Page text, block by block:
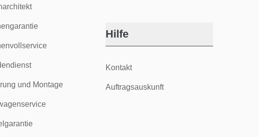
und Montage
Hilfe
Kontakt
Auftragsauskunft